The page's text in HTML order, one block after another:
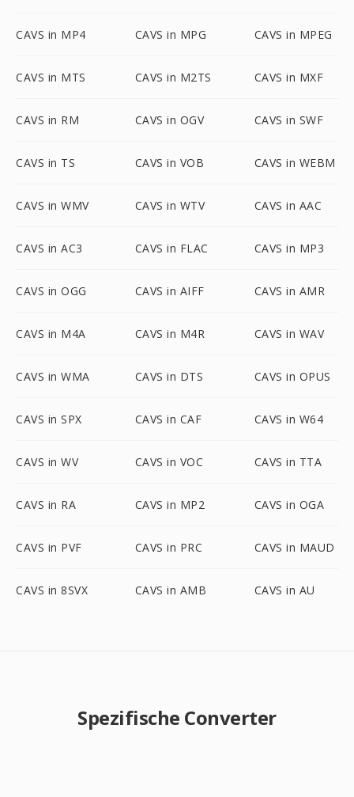
CAVS in MP4 CAVS in MPG CAVS in MPEG
CAVS in MTS CAVS in M2TS CAVS in MXF
CAVS in RM CAVS in OGV CAVS in SWF
CAVS in TS CAVS in VOB CAVS in WEBM
CAVS in WMV CAVS in WTV CAVS in AAC
CAVS in AC3 CAVS in FLAC CAVS in MP3
CAVS in OGG CAVS in AIFF CAVS in AMR
CAVS in M4A CAVS in M4R CAVS in WAV
CAVS in WMA CAVS in DTS CAVS in OPUS
CAVS in SPX CAVS in CAF CAVS in W64
CAVS in WV CAVS in VOC CAVS in TTA
CAVS in RA CAVS in MP2 CAVS in OGA
CAVS in PVF CAVS in PRC CAVS in MAUD
CAVS in 8SVX CAVS in AMB CAVS in AU
Spezifische Converter